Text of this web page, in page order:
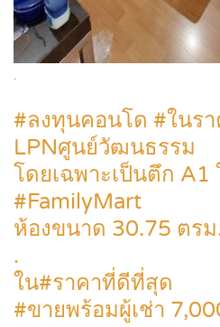
.
#ลงทุนคอนโด #ในร
LPNศูนย์วัฒนธรรม
โดยเฉพาะเป็นตึก A1
#FamilyMart
ห้องขนาด 30.75 ตรม
.
ใน#ราคาที่ดีที่สุด
#ขายพร้อมผู้เช่า